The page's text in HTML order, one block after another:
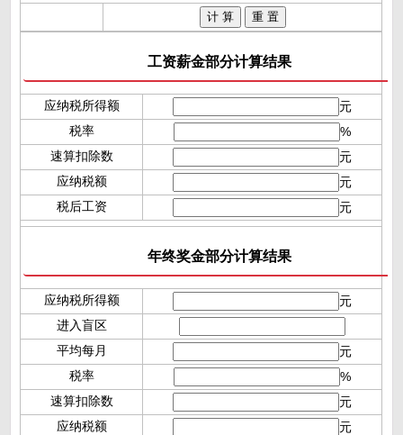
工资薪金部分计算结果
应纳税所得额
元
税率
%
速算扣除数
元
应纳税额
元
税后工资
元
年终奖金部分计算结果
应纳税所得额
元
进入盲区
平均每月
元
税率
%
速算扣除数
元
应纳税额
元